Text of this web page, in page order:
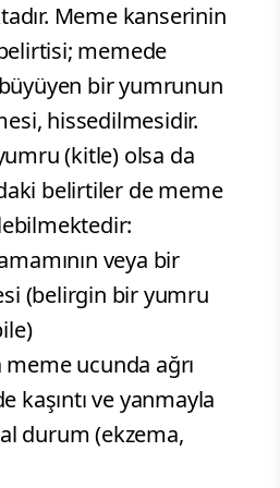
Meme kanserinin
memede
büyüyen bir yumrunun
hissedilmesidir.
(kitle) olsa da
belirtiler de meme
veya bir
(belirgin bir yumru
ucunda ağrı
kaşıntı ve yanmayla
durum (ekzema,